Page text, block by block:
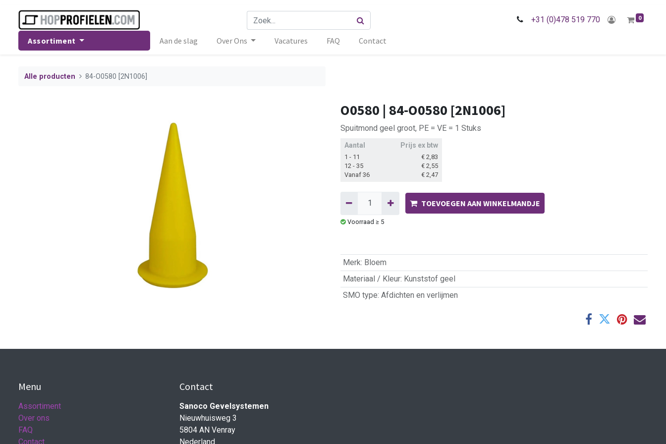
+31 (0)478 519 770 0
Assortiment Aan de slag Over Ons Vacatures FAQ Contact
Alle producten 84-O0580 [2N1006]
O0580 | 84-O0580 [2N1006]
Spuitmond geel groot, PE = VE = 1 Stuks
Aantal Prijs ex btw
1 - 11 € 2,83
12 - 35
€ 2,55
Vanaf 36
€ 2,47
TOEVOEGEN AAN WINKELMANDJE
Voorraad ≥ 5
Merk: Bloem
Materiaal / Kleur: Kunststof geel
SMO type: Afdichten en verlijmen
Menu
Assortiment
Over ons
FAQ
Contact
Contact
Sanoco Gevelsystemen
Nieuwhuisweg 3
5804 AN Venray
Nederland